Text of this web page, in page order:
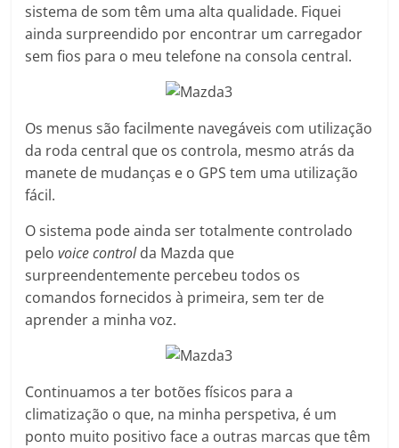
sistema de som têm uma alta qualidade. Fiquei
ainda surpreendido por encontrar um carregador
sem fios para o meu telefone na consola central.
Os menus são facilmente navegáveis com utilização
da roda central que os controla, mesmo atrás da
manete de mudanças e o GPS tem uma utilização
fácil.
O sistema pode ainda ser totalmente controlado
pelovoice controlda Mazda que
surpreendentemente percebeu todos os
comandos fornecidos à primeira, sem ter de
aprender a minha voz.
Continuamos a ter botões físicos para a
climatização o que, na minha perspetiva, é um
ponto muito positivo face a outras marcas que têm